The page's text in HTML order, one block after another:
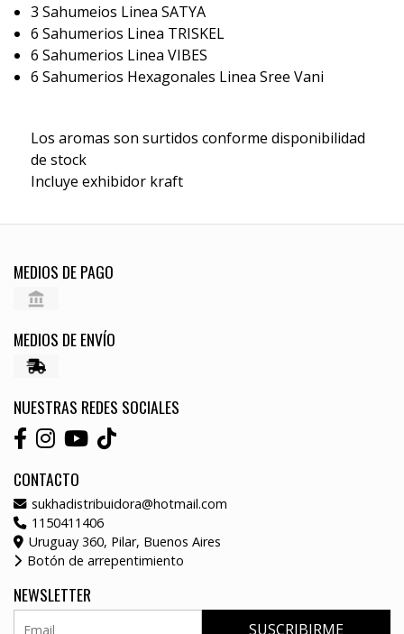
3 Sahumeios Linea SATYA
6 Sahumerios Linea TRISKEL
6 Sahumerios Linea VIBES
6 Sahumerios Hexagonales Linea Sree Vani
Los aromas son surtidos conforme disponibilidad
de stock
Incluye exhibidor kraft
MEDIOS DE PAGO
MEDIOS DE ENVÍO
NUESTRAS REDES SOCIALES
CONTACTO
sukhadistribuidora@hotmail.com
1150411406
Uruguay 360, Pilar, Buenos Aires
Botón de arrepentimiento
NEWSLETTER
SUSCRIBIRME